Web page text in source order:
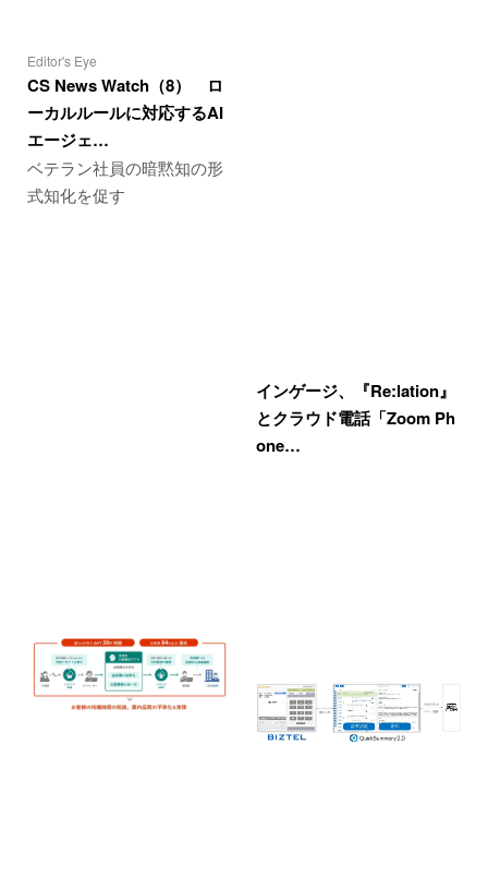
Editor's Eye
CS News Watch（8） ロ
ーカルルールに対応するAI
エージェ…
ベテラン社員の暗黙知の形
式知化を促す
インゲージ、『Re:lation』
とクラウド電話「Zoom Ph
one…